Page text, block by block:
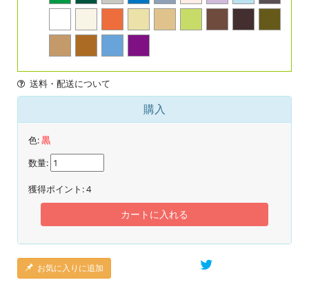
送料・配送について
購入
色:黒
数量:
獲得ポイント:4
カートに入れる
お気に入りに追加